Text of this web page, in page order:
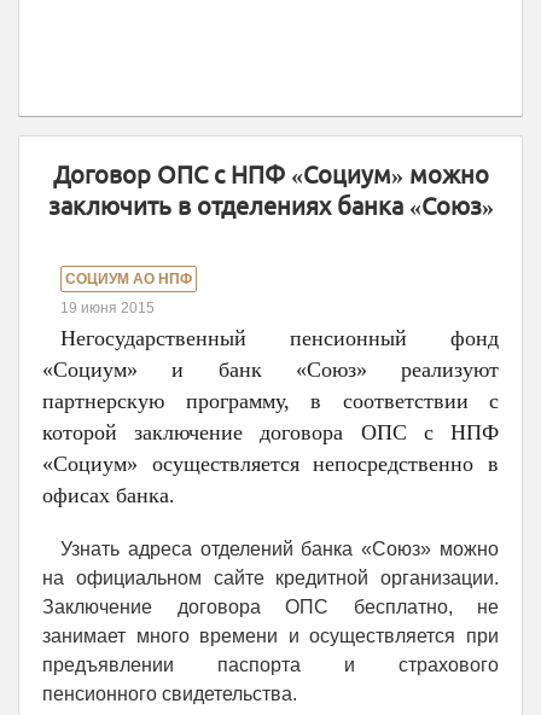
Договор ОПС с НПФ «Социум» можно
заключить в отделениях банка «Союз»
СОЦИУМ АО НПФ
19 июня 2015
Негосударственный пенсионный фонд
«Социум» и банк «Союз» реализуют
партнерскую программу, в соответствии с
которой заключение договора ОПС с НПФ
«Социум» осуществляется непосредственно в
офисах банка.
Узнать адреса отделений банка «Союз» можно
на официальном сайте кредитной организации.
Заключение договора ОПС бесплатно, не
занимает много времени и осуществляется при
предъявлении паспорта и страхового
пенсионного свидетельства.